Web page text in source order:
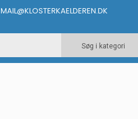
MAIL@KLOSTERKAELDEREN.DK
Søg i kategori